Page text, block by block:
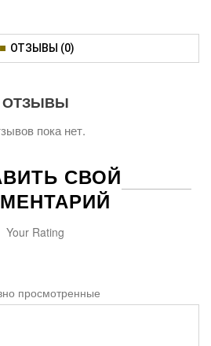
ОТЗЫВЫ (0)
ОТЗЫВЫ
пока нет.
СВОЙ
Your Rating
просмотренные